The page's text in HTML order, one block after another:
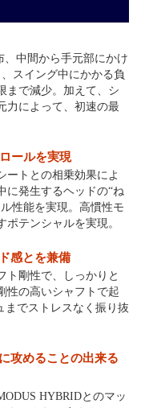
、中間から手元部にかけ
スイング中にかかる負
まで減少。加えて、シ
力によって、初速の最
ールを実現
ートとの相乗効果によ
に発生するヘッドの“ね
性能を実現。高慣性モ
テンシャルを実現。
感とを兼備
ト剛性で、しっかりと
性の高いシャフトで起
までストレスなく振り抜
攻めることの出来る
HYBRIDとのマッ